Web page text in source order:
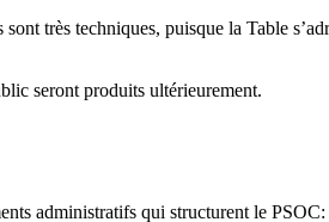
très techniques, puisque la Table
seront produits ultérieurement.
administratifs qui structurent le PSOC: